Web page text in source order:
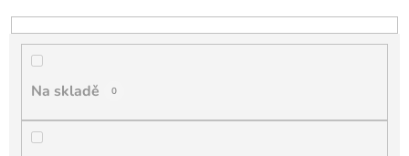
o
d
Na skladě 0